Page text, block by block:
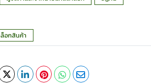
อกสินค้า